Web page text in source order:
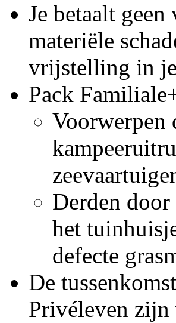
Je betaalt
materiële
vrijstelling in
Pack
Voorwerpen
Derden
het
defecte
De
Privéleven